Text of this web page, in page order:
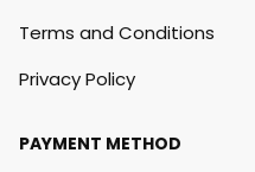
Terms and Conditions
Privacy Policy
PAYMENT METHOD